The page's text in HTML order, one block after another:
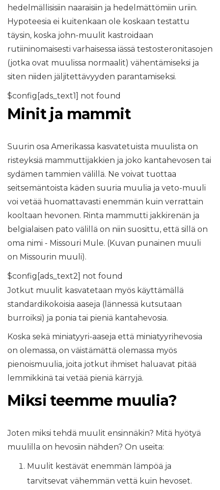
hedelmällisisiin naaraisiin ja hedelmättömiin uriin.
Hypoteesia ei kuitenkaan ole koskaan testattu
täysin, koska john-muulit kastroidaan
rutiininomaisesti varhaisessa iässä testosteronitasojen
(jotka ovat muulissa normaalit) vähentämiseksi ja
siten niiden jäljitettävyyden parantamiseksi.
$config[ads_text1] not found
Minit ja mammit
Suurin osa Amerikassa kasvatetuista muulista on
risteyksiä mammuttijakkien ja joko kantahevosen tai
sydämen tammien välillä. Ne voivat tuottaa
seitsemäntoista käden suuria muulia ja veto-muuli
voi vetää huomattavasti enemmän kuin verrattain
kooltaan hevonen. Rinta mammutti jakkirenän ja
belgialaisen pato välillä on niin suosittu, että sillä on
oma nimi - Missouri Mule. (Kuvan punainen muuli
on Missourin muuli).
$config[ads_text2] not found
Jotkut muulit kasvatetaan myös käyttämällä
standardikokoisia aaseja (lännessä kutsutaan
burroiksi) ja ponia tai pieniä kantahevosia.
Koska sekä miniatyyri-aaseja että miniatyyrihevosia
on olemassa, on väistämättä olemassa myös
pienoismuulia, joita jotkut ihmiset haluavat pitää
lemmikkinä tai vetää pieniä kärryjä.
Miksi teemme muulia?
Joten miksi tehdä muulit ensinnäkin? Mitä hyötyä
muulilla on hevosiin nähden? On useita:
Muulit kestävät enemmän lämpöä ja
tarvitsevat vähemmän vettä kuin hevoset.